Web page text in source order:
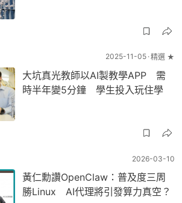
2025-11-05 精選 ★
大坑真光教師以AI製教學APP 需
時半年變5分鐘 學生投入玩住學
2026-03-10
黃仁勳讚OpenClaw：普及度三周
勝Linux AI代理將引發算力真空？